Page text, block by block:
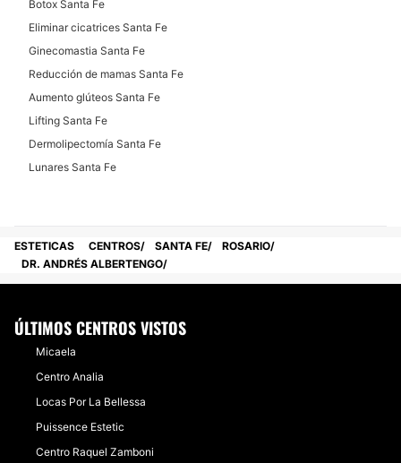
Botox Santa Fe
Eliminar cicatrices Santa Fe
Ginecomastia Santa Fe
Reducción de mamas Santa Fe
Aumento glúteos Santa Fe
Lifting Santa Fe
Dermolipectomía Santa Fe
Lunares Santa Fe
ESTETICAS CENTROS SANTA FE
ROSARIO
DR. ANDRÉS ALBERTENGO
ÚLTIMOS CENTROS VISTOS
Micaela
Centro Analia
Locas Por La Bellessa
Puissence Estetic
Centro Raquel Zamboni